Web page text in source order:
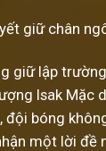
giữ chân
giữ lập
Isak Mặc
bóng
một lời đề